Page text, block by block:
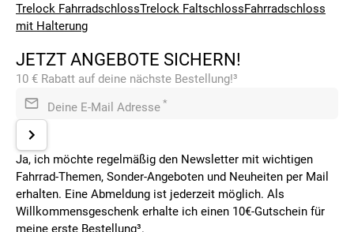
Trelock FahrradschlossTrelock FaltschlossFahrradschloss
mit Halterung
JETZT ANGEBOTE SICHERN!
10 € Rabatt auf deine nächste Bestellung!³
Deine E-Mail Adresse *
Ja, ich möchte regelmäßig den Newsletter mit wichtigen
Fahrrad-Themen, Sonder-Angeboten und Neuheiten per Mail
erhalten. Eine Abmeldung ist jederzeit möglich. Als
Willkommensgeschenk erhalte ich einen 10€-Gutschein für
meine erste Bestellung³.